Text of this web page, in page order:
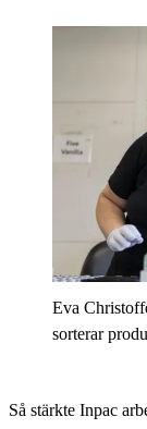
Eva
sorterar
Så stärkte Inpac